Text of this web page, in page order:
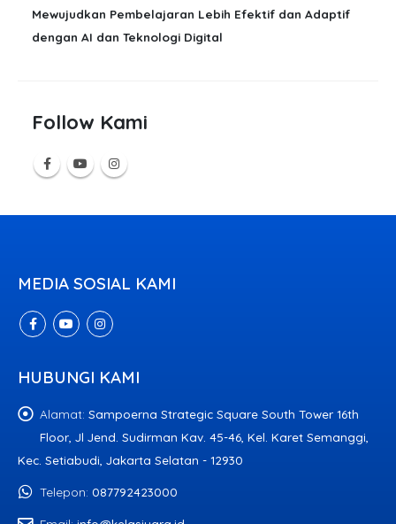
Mewujudkan Pembelajaran Lebih Efektif dan Adaptif
dengan AI dan Teknologi Digital
Follow Kami
MEDIA SOSIAL KAMI
HUBUNGI KAMI
Alamat: Sampoerna Strategic Square South Tower 16th
Floor, Jl Jend. Sudirman Kav. 45-46, Kel. Karet Semanggi,
Kec. Setiabudi, Jakarta Selatan - 12930
Telepon: 087792423000